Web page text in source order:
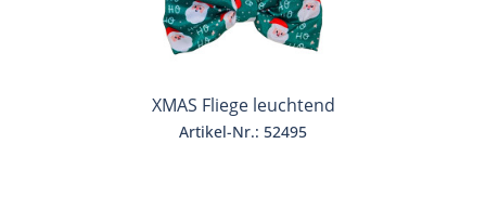
XMAS Fliege leuchtend
Artikel-Nr.: 52495